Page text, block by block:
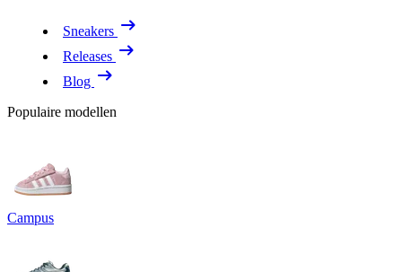
Sneakers
Releases
Blog
Populaire modellen
Campus